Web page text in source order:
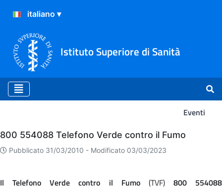
Istituto Superiore di Sanità
Eventi
Eventi
800 554088 Telefono Verde contro il Fumo
Pubblicato 31/03/2010 - Modificato 03/03/2023
Il Telefono Verde contro il Fumo(TVF) 800 554088